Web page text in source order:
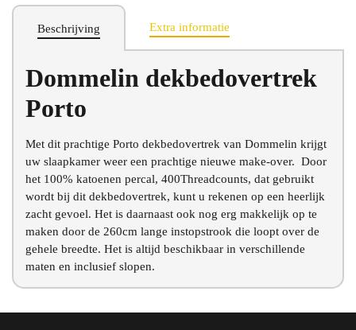
Chat voor advies
Beschrijving Extra informatie
Dommelin dekbedovertrek
Porto
Met dit prachtige Porto dekbedovertrek van Dommelin krijgt
uw slaapkamer weer een prachtige nieuwe make-over. Door
het 100% katoenen percal, 400Threadcounts, dat gebruikt
wordt bij dit dekbedovertrek, kunt u rekenen op een heerlijk
zacht gevoel. Het is daarnaast ook nog erg makkelijk op te
maken door de 260cm lange instopstrook die loopt over de
gehele breedte. Het is altijd beschikbaar in verschillende
maten en inclusief slopen.